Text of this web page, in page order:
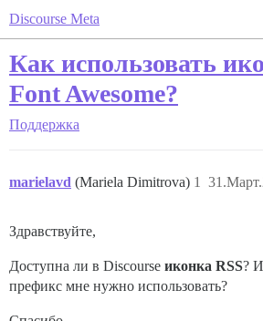
Discourse Meta
Как использовать
Font Awesome?
Поддержка
marielavd (Mariela Dimitrova) 1
Здравствуйте,
Доступна ли в Discourse иконка RSS?
префикс мне нужно использовать?